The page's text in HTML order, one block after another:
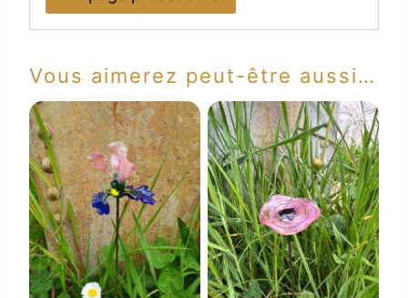
Vous aimerez peut-être aussi…